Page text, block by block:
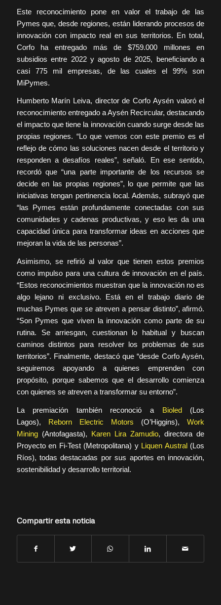
Este reconocimiento pone en valor el trabajo de las
Pymes que, desde regiones, están liderando procesos de
innovación con impacto real en sus territorios. En total,
Corfo ha entregado más de $759.000 millones en
subsidios entre 2022 y agosto de 2025, beneficiando a
casi 775 mil empresas, de las cuales el 99% son
MiPymes.
Humberto Marín Leiva, director de Corfo Aysén valoró el
reconocimiento entregado a Aysén Recircular, destacando
el impacto que tiene la innovación cuando surge desde las
propias regiones. “Lo que vemos con este premio es el
reflejo de cómo las soluciones nacen desde el territorio y
responden a desafíos reales”, señaló. En ese sentido,
recordó que “una parte importante de los recursos se
decide en las propias regiones”, lo que permite que las
iniciativas tengan pertinencia local. Además, subrayó que
“las Pymes están profundamente conectadas con sus
comunidades y cadenas productivas, y eso les da una
capacidad única para transformar ideas en acciones que
mejoran la vida de las personas”.
Asimismo, se refirió al valor que tienen estos premios
como impulso para una cultura de innovación en el país.
“Estos reconocimientos muestran que la innovación no es
algo lejano ni exclusivo. Está en el trabajo diario de
muchas Pymes que se atreven a pensar distinto”, afirmó.
“Son Pymes que viven la innovación como parte de su
rutina. Se arriesgan, cuestionan lo habitual y buscan
caminos distintos para resolver los problemas de sus
territorios”. Finalmente, destacó que “desde Corfo Aysén,
seguiremos apoyando a quienes emprenden con
propósito, porque sabemos que el desarrollo comienza
con quienes se atreven a transformar su entorno”.
La premiación también reconoció a Bioled(Los
Lagos), Reborn Electric Motors (O’Higgins),Work
Mining(Antofagasta), Karen Lira Zamudio, directora de
Proyecto en Fi-Test (Metropolitana) y Liquen Austral(Los
Ríos), todas destacadas por sus aportes en innovación,
sostenibilidad y desarrollo territorial.
Compartir esta noticia